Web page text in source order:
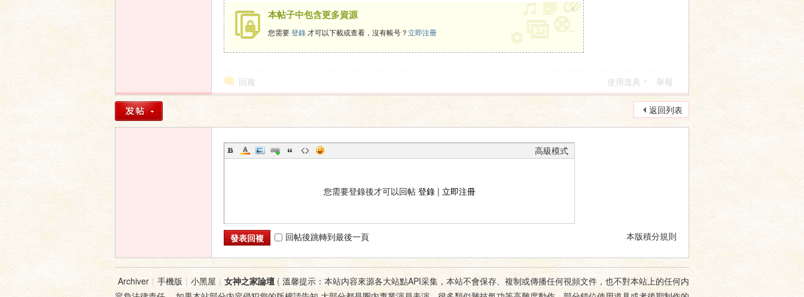
本帖子中包含更多資源
您需要登錄 才可以下載或查看，沒有帳号？立即注冊
x
回複 使用道具 舉報
返回列表
高級模式
您需要登錄後才可以回帖 登錄| 立即注冊
本版積分規則
發表回複 回帖後跳轉到最後一頁
Archiver | 手機版 | 小黑屋 | 女神之家論壇 ( 溫馨提示：本站内容來源各大站點API采集，本站不會保存、複制或傳播任何視頻文件，也不對本站上的任何内